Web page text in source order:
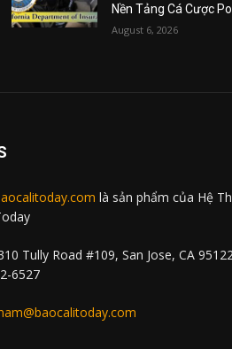
Nền Tảng Cá Cược
August 6, 2026
là sản phẩm của Hệ
Tully Road #109, San Jose, CA
6527